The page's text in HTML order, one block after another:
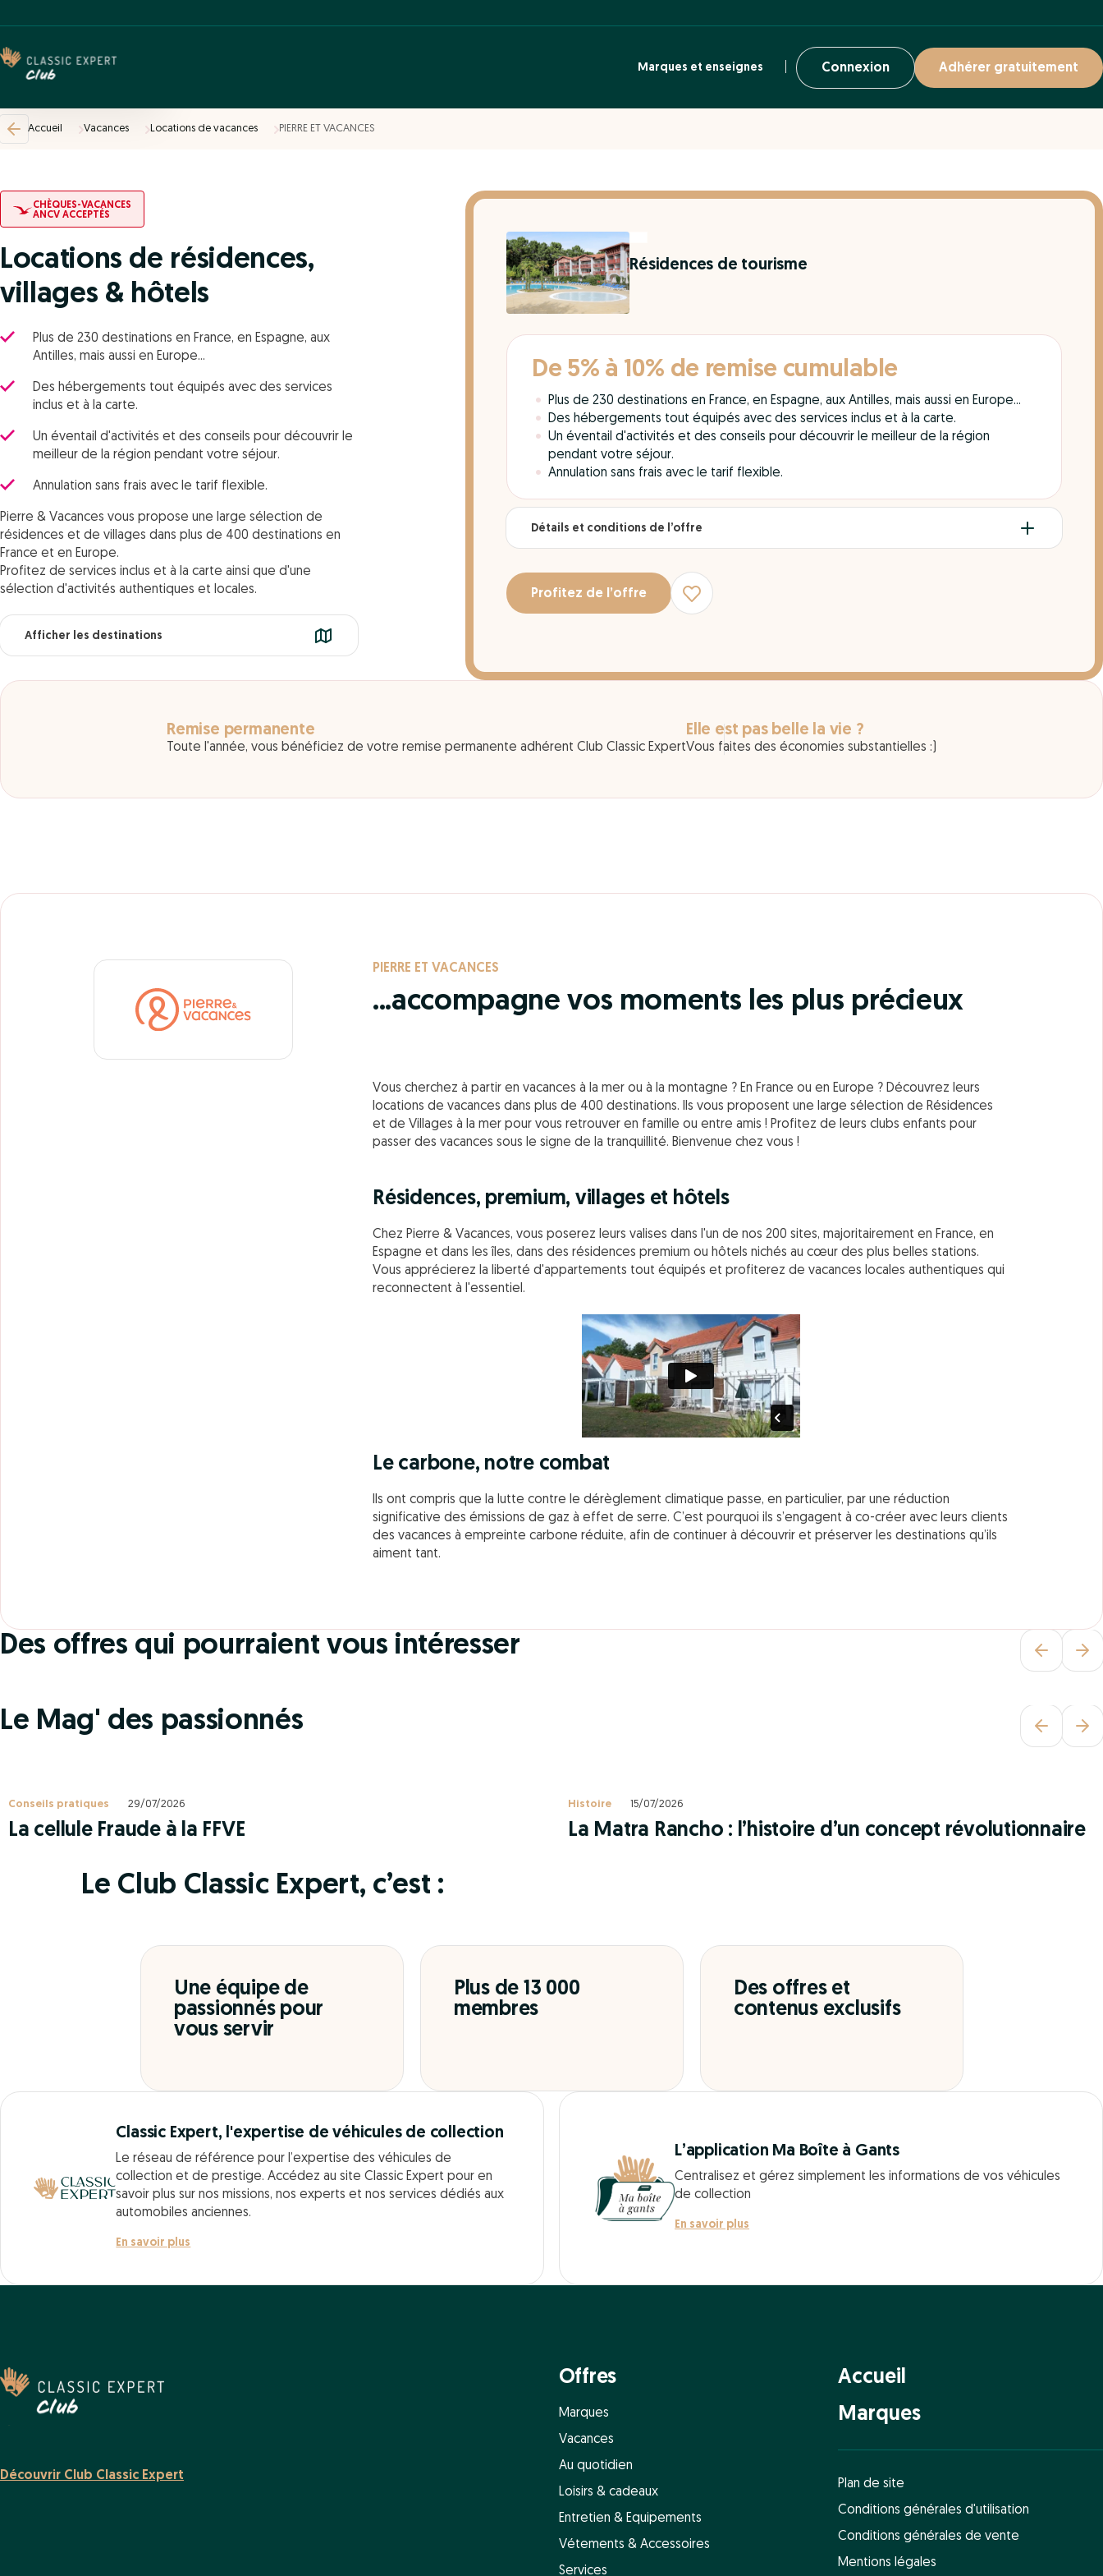
Marques et enseignes Connexion Adhérer gratuitement
Accueil Vacances Locations de vacances PIERRE ET VACANCES
CHÈQUES-VACANCES
ANCV ACCEPTÉS
Locations de résidences,
villages & hôtels
Plus de 230 destinations en France, en Espagne, aux
Antilles, mais aussi en Europe...
Des hébergements tout équipés avec des services
inclus et à la carte.
Un éventail d'activités et des conseils pour découvrir le
meilleur de la région pendant votre séjour.
Annulation sans frais avec le tarif flexible.
Pierre & Vacances vous propose une large sélection de
résidences et de villages dans plus de 400 destinations en
France et en Europe.
Profitez de services inclus et à la carte ainsi que d'une
sélection d'activités authentiques et locales.
Afficher les destinations
Résidences de tourisme
De 5% à 10% de remise cumulable
Plus de 230 destinations en France, en Espagne, aux Antilles, mais aussi en Europe...
Des hébergements tout équipés avec des services inclus et à la carte.
Un éventail d'activités et des conseils pour découvrir le meilleur de la région
pendant votre séjour.
Annulation sans frais avec le tarif flexible.
Détails et conditions de l’offre
Profitez de l’offre
Remise permanente
Toute l'année, vous bénéficiez de votre remise permanente adhérent Club Classic Expert
Elle est pas belle la vie ?
Vous faites des économies substantielles :)
PIERRE ET VACANCES
...accompagne vos moments les plus précieux
Vous cherchez à partir en vacances à la mer ou à la montagne ? En France ou en Europe ? Découvrez leurs
locations de vacances dans plus de 400 destinations. Ils vous proposent une large sélection de Résidences
et de Villages à la mer pour vous retrouver en famille ou entre amis ! Profitez de leurs clubs enfants pour
passer des vacances sous le signe de la tranquillité. Bienvenue chez vous !
Résidences, premium, villages et hôtels
Chez Pierre & Vacances, vous poserez leurs valises dans l'un de nos 200 sites, majoritairement en France, en
Espagne et dans les îles, dans des résidences premium ou hôtels nichés au cœur des plus belles stations.
Vous apprécierez la liberté d'appartements tout équipés et profiterez de vacances locales authentiques qui
reconnectent à l'essentiel.
Le carbone, notre combat
Ils ont compris que la lutte contre le dérèglement climatique passe, en particulier, par une réduction
significative des émissions de gaz à effet de serre. C’est pourquoi ils s’engagent à co-créer avec leurs clients
des vacances à empreinte carbone réduite, afin de continuer à découvrir et préserver les destinations qu’ils
aiment tant.
Des offres qui pourraient vous intéresser
JUSQU'À 50% DE REMISE
2 OFFRES EN COURS
PENSION COMPLÈTE OU DEMI-PENSION OFFERTE
Le Mag' des passionnés
Conseils pratiques 29/07/2026
La cellule Fraude à la FFVE
Histoire 15/07/2026
La Matra Rancho : l’histoire d’un concept révolutionnaire
Le Club Classic Expert, c’est :
Une équipe de
passionnés pour
vous servir
Plus de 13 000
membres
Des offres et
contenus exclusifs
Classic Expert, l'expertise de véhicules de collection
Le réseau de référence pour l’expertise des véhicules de
collection et de prestige. Accédez au site Classic Expert pour en
savoir plus sur nos missions, nos experts et nos services dédiés aux
automobiles anciennes.
En savoir plus
L’application Ma Boîte à Gants
Centralisez et gérez simplement les informations de vos véhicules
de collection
En savoir plus
Découvrir Club Classic Expert
Offres
Marques
Vacances
Au quotidien
Loisirs & cadeaux
Entretien & Equipements
Vétements & Accessoires
Services
Accueil
Marques
Plan de site
Conditions générales d'utilisation
Conditions générales de vente
Mentions légales